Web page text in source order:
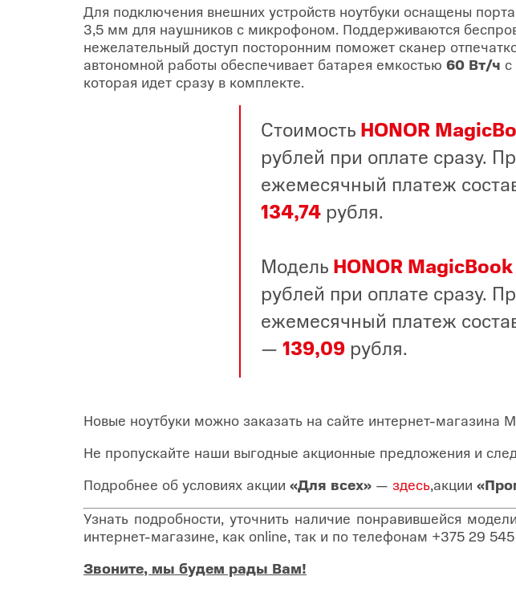
Для подключения внешних устройств ноутбуки оснащены
3,5 мм для наушников с микрофоном. Поддерживаются
нежелательный доступ посторонним поможет сканер
автономной работы обеспечивает батарея емкостью 60 Вт/ч
которая идет сразу в комплекте.
Стоимость HONOR
рублей при оплате сразу.
ежемесячный платеж
134,74 рубля.
Модель HONOR
рублей при оплате сразу.
ежемесячный платеж
— 139,09 рубля.
Новые ноутбуки можно заказать на сайте интернет-магазина
Не пропускайте наши выгодные акционные предложения и
Подробнее об условиях акции «Для всех» — здесь,акции
Узнать подробности, уточнить наличие понравившейся
интернет-магазине, как online, так и по телефонам +375 29
Звоните, мы будем рады Вам!